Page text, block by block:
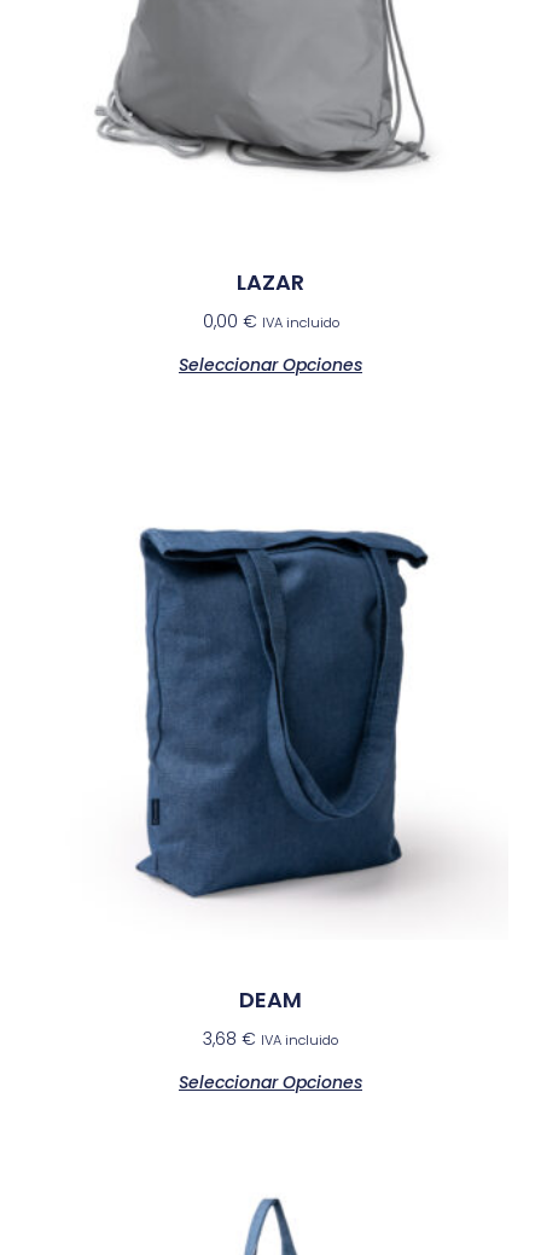
LAZAR
0,00 € IVA incluido
Seleccionar Opciones
DEAM
3,68 € IVA incluido
Seleccionar Opciones